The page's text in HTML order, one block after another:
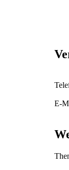
E-